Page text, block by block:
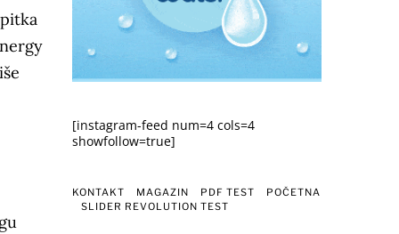
[instagram-feed num=4 cols=4
showfollow=true]
KONTAKT MAGAZIN PDF TEST
POČETNA
SLIDER REVOLUTION TEST